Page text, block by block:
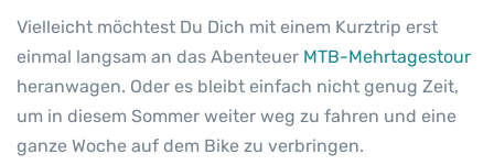
Vielleicht möchtest Du Dich mit einem Kurztrip erst
einmal langsam an das Abenteuer MTB-Mehrtagestour
heranwagen. Oder es bleibt einfach nicht genug Zeit,
um in diesem Sommer weiter weg zu fahren und eine
ganze Woche auf dem Bike zu verbringen.